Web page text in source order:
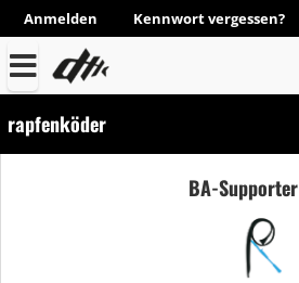
Anmelden Kennwort vergessen?
rapfenköder
BA-Supporter